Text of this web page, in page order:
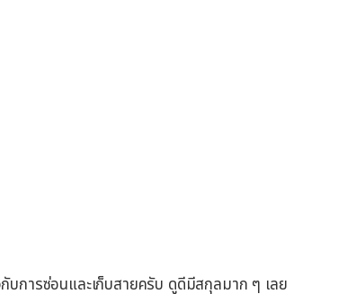
กับการซ่อนและเก็บสายครับ ดูดีมีสกุลมาก ๆ เลย